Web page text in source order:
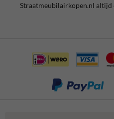
Straatmeubilairkopen.nl altijd